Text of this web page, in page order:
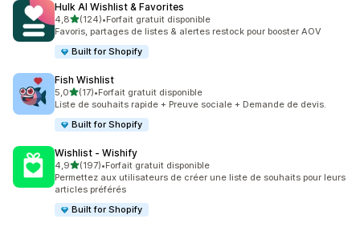
Hulk AI Wishlist & Favorites
4,8étoile(s) sur 5
(124)
124 avis au total
•Forfait gratuit disponible
Favoris, partages de listes & alertes restock pour booster AOV
Built for Shopify
Fish Wishlist
5,0étoile(s) sur 5
(17)
17 avis au total
•Forfait gratuit disponible
Liste de souhaits rapide + Preuve sociale + Demande de devis.
Built for Shopify
Wishlist ‑ Wishify
4,9étoile(s) sur 5
(197)
197 avis au total
•Forfait gratuit disponible
Permettez aux utilisateurs de créer une liste de souhaits pour leurs
articles préférés
Built for Shopify